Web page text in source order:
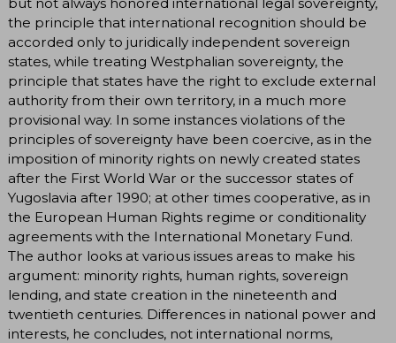
the principle that international recognition should be
accorded only to juridically independent sovereign
states, while treating Westphalian sovereignty, the
principle that states have the right to exclude external
authority from their own territory, in a much more
provisional way. In some instances violations of the
principles of sovereignty have been coercive, as in the
imposition of minority rights on newly created states
after the First World War or the successor states of
Yugoslavia after 1990; at other times cooperative, as in
the European Human Rights regime or conditionality
agreements with the International Monetary Fund.
The author looks at various issues areas to make his
argument: minority rights, human rights, sovereign
lending, and state creation in the nineteenth and
twentieth centuries. Differences in national power and
interests, he concludes, not international norms,